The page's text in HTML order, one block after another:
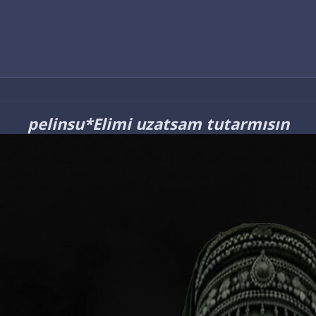
pelinsu*Elimi uzatsam tutarmısın